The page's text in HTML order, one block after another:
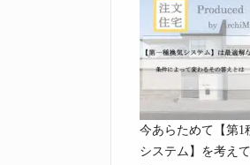
今あらためて【第1
システム】を考え